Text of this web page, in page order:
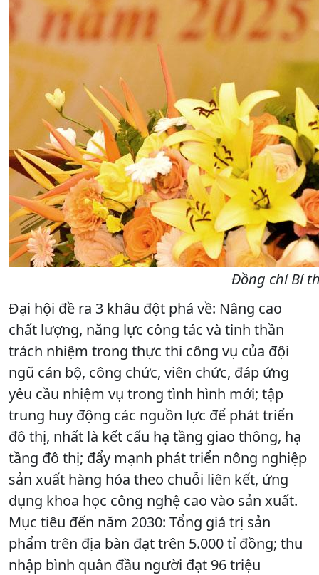
Đồng chí Bí
Đại hội đề ra 3 khâu đột phá về: Nâng cao
chất lượng, năng lực công tác và tinh thần
trách nhiệm trong thực thi công vụ của đội
ngũ cán bộ, công chức, viên chức, đáp ứng
yêu cầu nhiệm vụ trong tình hình mới; tập
trung huy động các nguồn lực để phát triển
đô thị, nhất là kết cấu hạ tầng giao thông, hạ
tầng đô thị; đẩy mạnh phát triển nông nghiệp
sản xuất hàng hóa theo chuỗi liên kết, ứng
dụng khoa học công nghệ cao vào sản xuất.
Mục tiêu đến năm 2030: Tổng giá trị sản
phẩm trên địa bàn đạt trên 5.000 tỉ đồng; thu
nhập bình quân đầu người đạt 96 triệu